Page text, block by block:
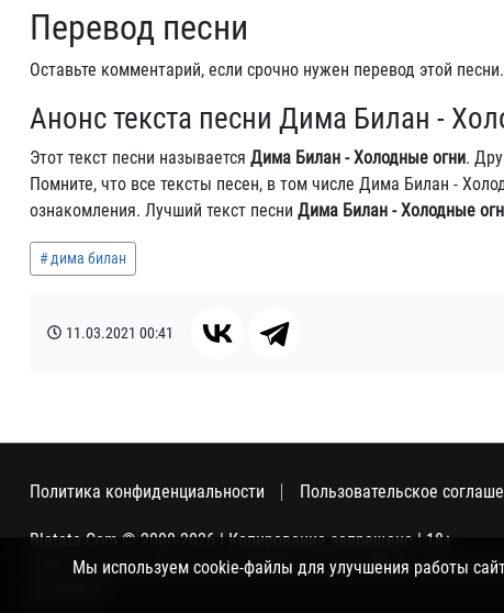
Перевод песни
Оставьте комментарий, если срочно нужен перевод этой
Анонс текста песни Дима Билан -
Этот текст песни называется Дима Билан - Холодные огни.
Помните, что все тексты песен, в том числе Дима Билан -
ознакомления. Лучший текст песни Дима Билан - Холодные
дима билан
11.03.2021 00:41
Политика конфиденциальности Пользовательское
Blatata.Com © 2000-2026 | Копирование запрещено | 18+
Использование сайта подразумевает ваше полное согласие
Мы используем cookie-файлы для улучшения работы